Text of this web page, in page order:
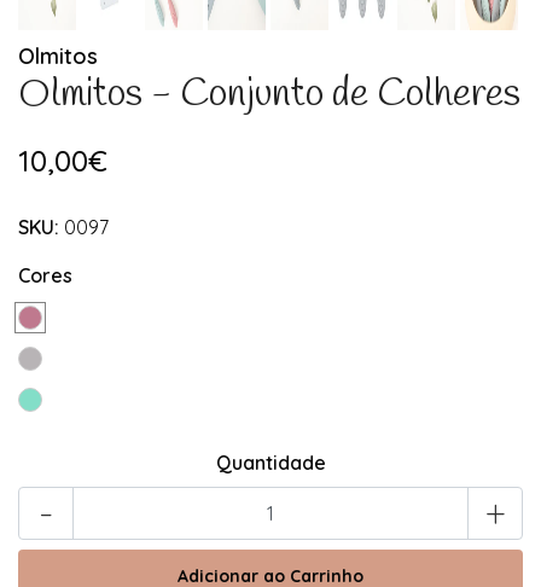
Olmitos
Olmitos - Conjunto de Colheres
10,00€
SKU: 0097
Cores
Quantidade
- +